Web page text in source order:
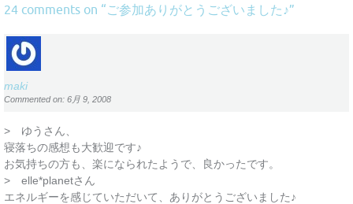
24 comments on “ ご参加ありがとうございました♪”
maki
Commented on: 6月 9, 2008
> ゆうさん、
寝落ちの感想も大歓迎です♪
お気持ちの方も、楽になられたようで、良かったです。
> elle*planetさん
エネルギーを感じていただいて、ありがとうございました♪